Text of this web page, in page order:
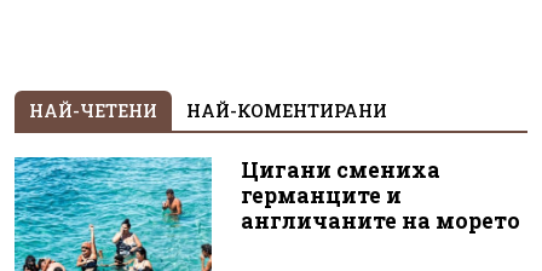
НАЙ-ЧЕТЕНИ НАЙ-КОМЕНТИРАНИ
Цигани смениха
германците и
англичаните на морето